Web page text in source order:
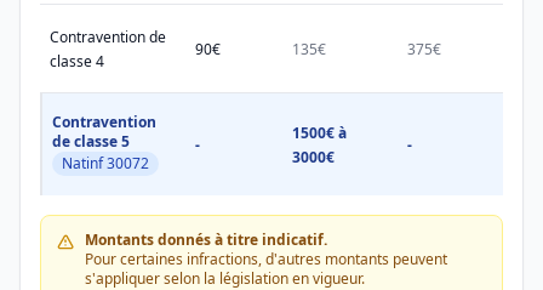
Contravention de
classe 4
90€ 135€ 375€
Contravention
de classe 5
Natinf 30072
-
1500€ à
3000€
-
Montants donnés à titre indicatif.
Pour certaines infractions, d'autres montants peuvent
s'appliquer selon la législation en vigueur.